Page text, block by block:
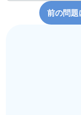
前の問題